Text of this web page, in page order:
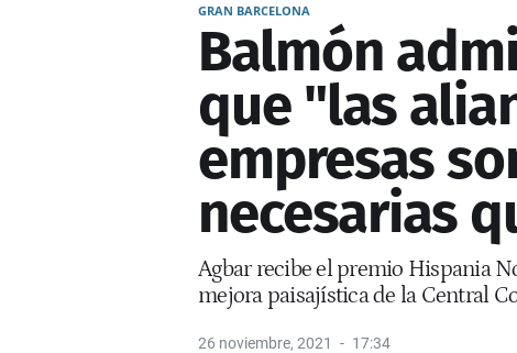
GRAN BARCELONA
Balmón
que "las
empresas
necesarias
Agbar recibe el premio Hispania
mejora paisajística de la Central
26 noviembre, 2021 17:34